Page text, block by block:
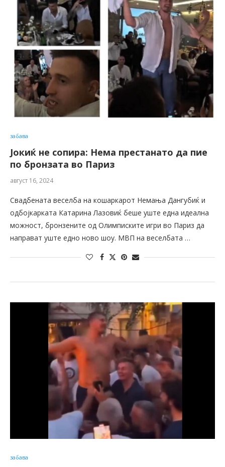
забава
Јокиќ не сопира: Нема престанато да пие
по бронзата во Париз
август 16, 2024
Свадбената веселба на кошаркарот Немања Дангубиќ и
одбојкарката Катарина Лазовиќ беше уште една идеална
можност, бронзените од Олимписките игри во Париз да
направат уште едно ново шоу. МВП на веселбата …
забава